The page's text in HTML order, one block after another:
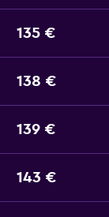
135 €
138 €
139 €
143 €